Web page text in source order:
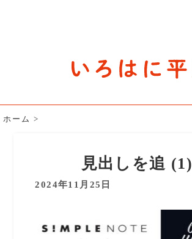
ホーム >
見出しを追 (1)
2024年11月25日